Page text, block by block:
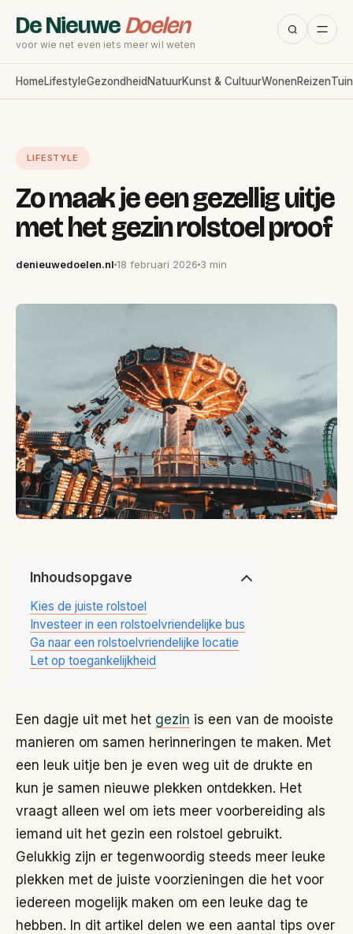
De NieuweDoelen
voor wie net even iets meer wil weten
HomeLifestyleGezondheid NatuurKunst & CultuurWonenReizenTuin
LIFESTYLE
Zo maak je een gezellig uitje
met het gezin rolstoel proof
denieuwedoelen.nl 18 februari 2026 3 min
Inhoudsopgave
Kies de juiste rolstoel
Investeer in een rolstoelvriendelijke bus
Ga naar een rolstoelvriendelijke locatie
Let op toegankelijkheid
Een dagje uit met het gezin is een van de mooiste
manieren om samen herinneringen te maken. Met
een leuk uitje ben je even weg uit de drukte en
kun je samen nieuwe plekken ontdekken. Het
vraagt alleen wel om iets meer voorbereiding als
iemand uit het gezin een rolstoel gebruikt.
Gelukkig zijn er tegenwoordig steeds meer leuke
plekken met de juiste voorzieningen die het voor
iedereen mogelijk maken om een leuke dag te
hebben. In dit artikel delen we een aantal tips over